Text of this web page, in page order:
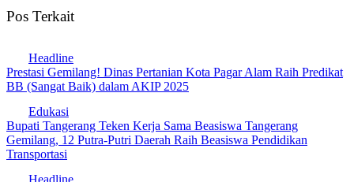
Pos Terkait
Headline
Prestasi Gemilang! Dinas Pertanian Kota Pagar Alam Raih Predikat
BB (Sangat Baik) dalam AKIP 2025
Edukasi
Bupati Tangerang Teken Kerja Sama Beasiswa Tangerang
Gemilang, 12 Putra-Putri Daerah Raih Beasiswa Pendidikan
Transportasi
Headline